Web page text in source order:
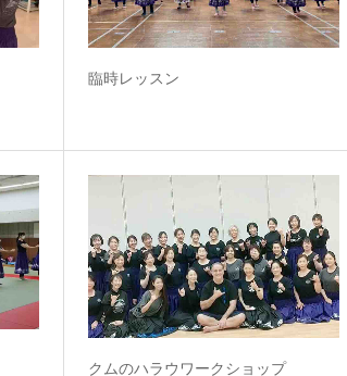
臨時レッスン
クムのハラウワークショップ